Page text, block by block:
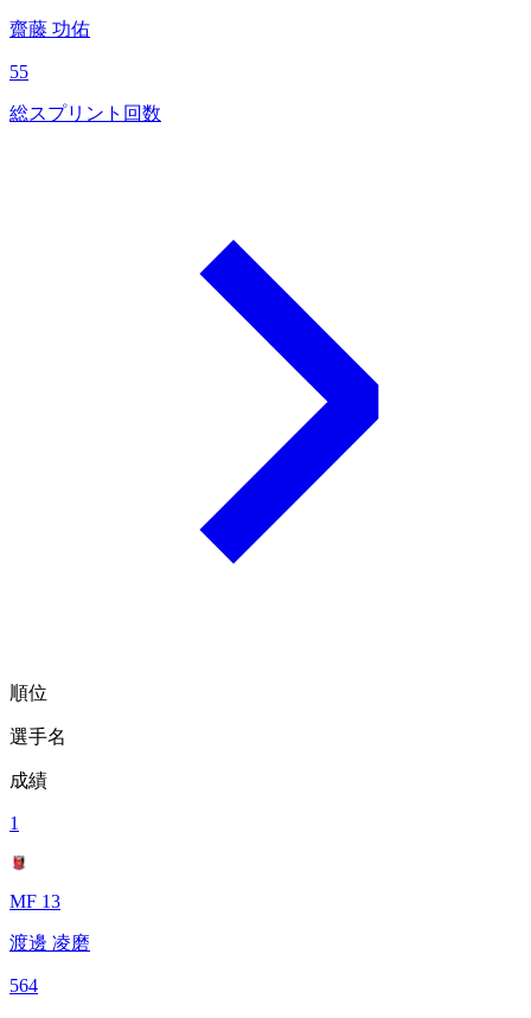
齋藤 功佑
55
総スプリント回数
順位
選手名
成績
1
MF 13
渡邊 凌磨
564